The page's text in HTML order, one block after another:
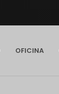
OFICINA